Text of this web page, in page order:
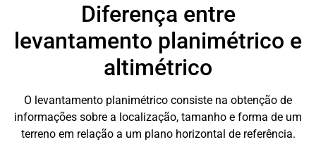
Diferença entre
levantamento planimétrico e
altimétrico
O levantamento planimétrico consiste na obtenção de
informações sobre a localização, tamanho e forma de um
terreno em relação a um plano horizontal de referência.